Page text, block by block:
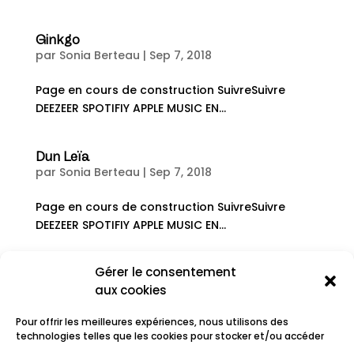
Gérer le consentement
aux cookies
Pour offrir les meilleures expériences, nous utilisons des
technologies telles que les cookies pour stocker et/ou accéder
Ginkgo
par Sonia Berteau | Sep 7, 2018
Page en cours de construction SuivreSuivre
DEEZEER SPOTIFIY APPLE MUSIC EN...
Dun Leïa
par Sonia Berteau | Sep 7, 2018
Page en cours de construction SuivreSuivre
DEEZEER SPOTIFIY APPLE MUSIC EN...
« Entrées précédentes